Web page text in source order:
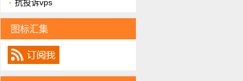
抗投诉vps
图标汇集